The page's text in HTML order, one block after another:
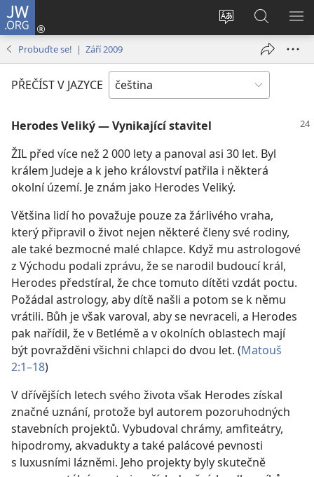
JW.ORG
Změnit
stránek
Přihlásit
se
okno)
Hledat
na
JW.ORG
Probuďte se! | Září 2009
PŘEČÍST V JAZYCE
Herodes Veliký — Vynikající stavitel
ŽIL před více než 2 000 lety a panoval asi 30 let. Byl
králem Judeje a k jeho království patřila i některá
okolní území. Je znám jako Herodes Veliký.
Většina lidí ho považuje pouze za žárlivého vraha,
který připravil o život nejen některé členy své rodiny,
ale také bezmocné malé chlapce. Když mu astrologové
z Východu podali zprávu, že se narodil budoucí král,
Herodes předstíral, že chce tomuto dítěti vzdát poctu.
Požádal astrology, aby dítě našli a potom se k němu
vrátili. Bůh je však varoval, aby se nevraceli, a Herodes
pak nařídil, že v Betlémě a v okolních oblastech mají
být povražděni všichni chlapci do dvou let. (Matouš
2:1–18)
V dřívějších letech svého života však Herodes získal
značné uznání, protože byl autorem pozoruhodných
stavebních projektů. Vybudoval chrámy, amfiteátry,
hipodromy, akvadukty a také palácové pevnosti
s luxusními lázněmi. Jeho projekty byly skutečně